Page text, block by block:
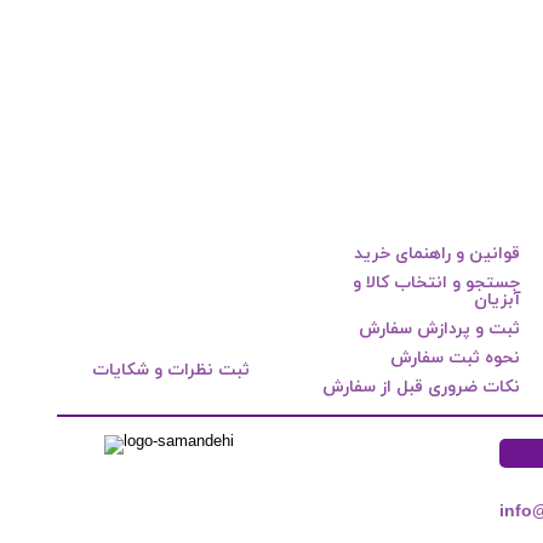
قوانین و راهنمای خرید
جستجو و انتخاب کالا و
آبزیان
ثبت و پردازش سفارش
نحوه ثبت سفارش
نکات ضروری قبل از سفارش
ثبت نظرات و شکایات